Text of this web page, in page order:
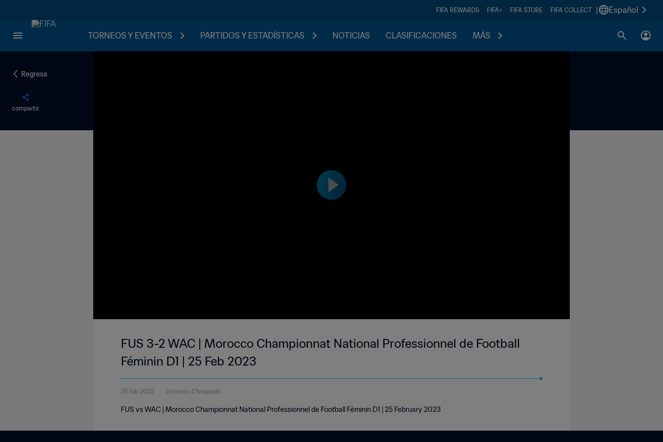
FIFA REWARDS FIFA+ FIFA STORE FIFA COLLECT Español
TORNEOS Y EVENTOS PARTIDOS Y ESTADÍSTICAS NOTICIAS CLASIFICACIONES MÁS
Regresa
compartir
FUS 3-2 WAC | Morocco Championnat National Professionnel de Football
Féminin D1 | 25 Feb 2023
25 feb 2023 2minuto 47segundo
FUS vs WAC | Morocco Championnat National Professionnel de Football Féminin D1 | 25 February 2023